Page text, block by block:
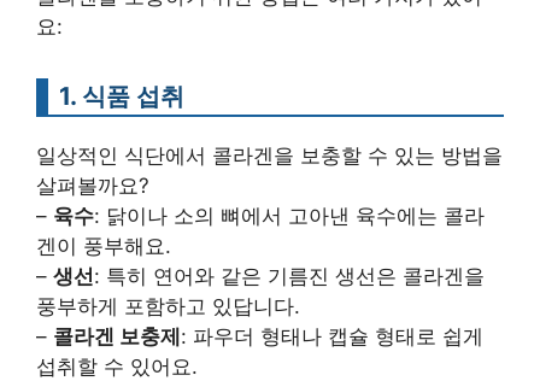
요:
1. 식품 섭취
일상적인 식단에서 콜라겐을 보충할 수 있는 방법을
살펴볼까요?
– 육수: 닭이나 소의 뼈에서 고아낸 육수에는 콜라
겐이 풍부해요.
– 생선: 특히 연어와 같은 기름진 생선은 콜라겐을
풍부하게 포함하고 있답니다.
– 콜라겐 보충제 : 파우더 형태나 캡슐 형태로 쉽게
섭취할 수 있어요.